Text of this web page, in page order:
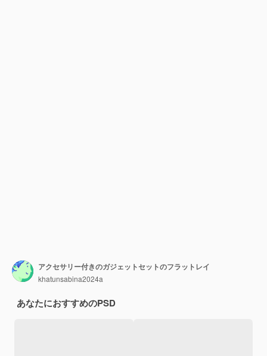
アクセサリー付きのガジェットセットのフラットレイ
khatunsabina2024a
あなたにおすすめのPSD